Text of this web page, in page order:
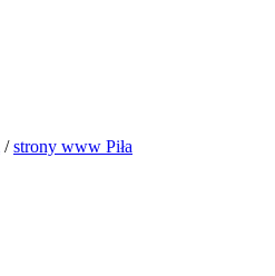
/ strony www Piła